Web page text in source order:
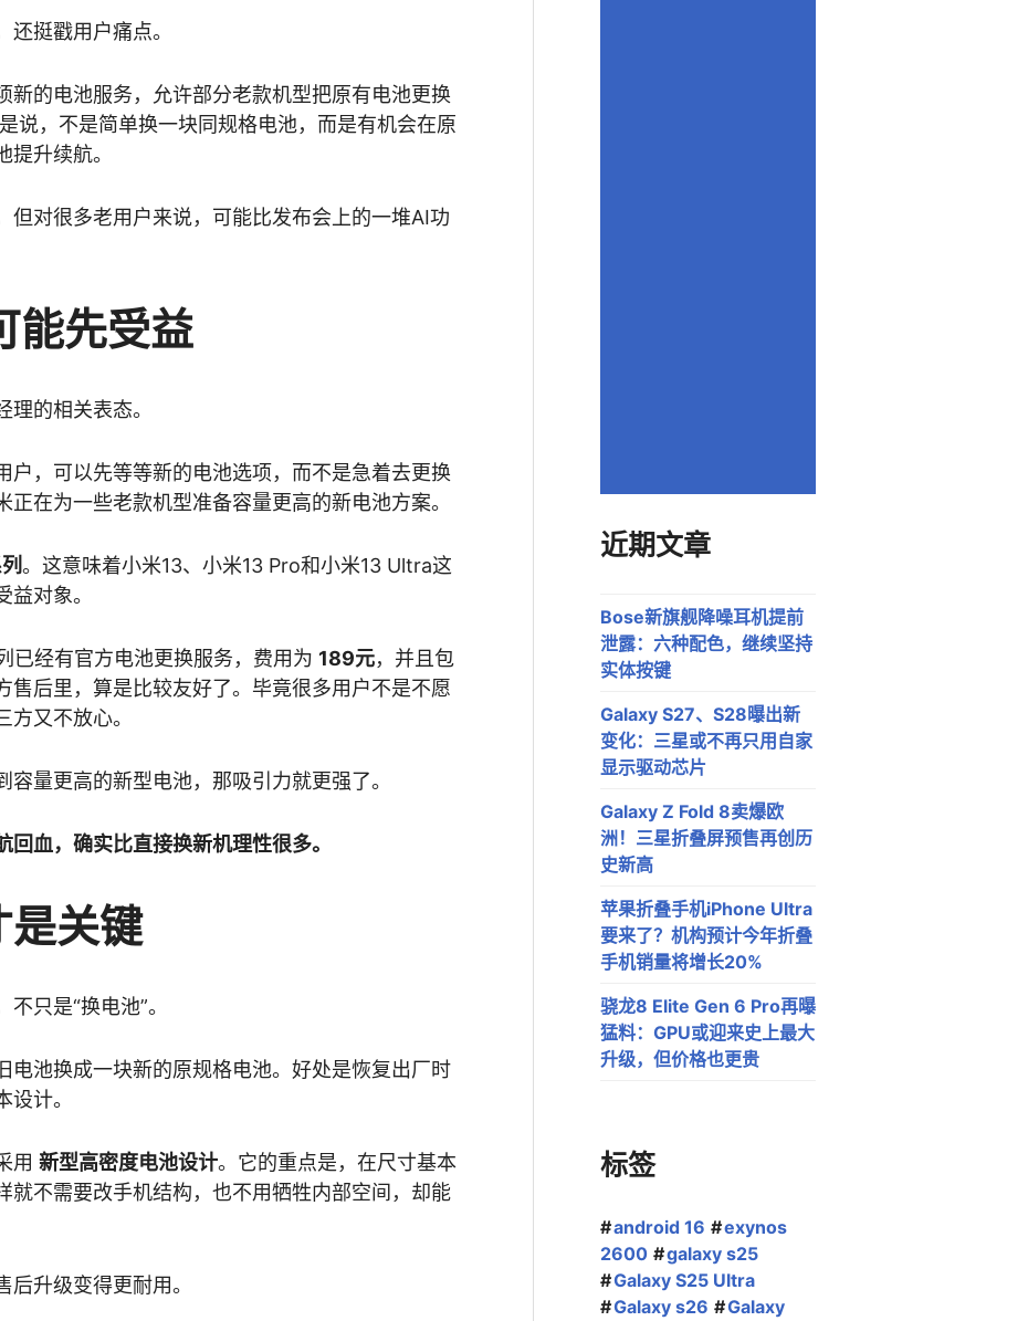
挺戳用户痛点。
新的电池服务，允许部分老款机型把原有电池更换
说，不是简单换一块同规格电池，而是有机会在原
升续航。
但对很多老用户来说，可能比发布会上的一堆AI功
能先受益
的相关表态。
户，可以先等等新的电池选项，而不是急着去更换
在为一些老款机型准备容量更高的新电池方案。
。这意味着小米13、小米13 Pro和小米13 Ultra这
对象。
已经有官方电池更换服务，费用为 189元，并且包
售后里，算是比较友好了。毕竟很多用户不是不愿
又不放心。
量更高的新型电池，那吸引力就更强了。
血，确实比直接换新机理性很多。
是关键
只是“换电池”。
电池换成一块新的原规格电池。好处是恢复出厂时
计。
用 新型高密度电池设计。它的重点是，在尺寸基本
就不需要改手机结构，也不用牺牲内部空间，却能
升级变得更耐用。
近期文章
Bose新旗舰降噪耳机提前
泄露：六种配色，继续坚持
实体按键
Galaxy S27、S28曝出新
变化：三星或不再只用自家
显示驱动芯片
Galaxy Z Fold 8卖爆欧
洲！三星折叠屏预售再创历
史新高
苹果折叠手机iPhone Ultra
要来了？机构预计今年折叠
手机销量将增长20%
骁龙8 Elite Gen 6 Pro再曝
猛料：GPU或迎来史上最大
升级，但价格也更贵
标签
android 16
exynos
2600
galaxy s25
Galaxy S25 Ultra
Galaxy s26
Galaxy